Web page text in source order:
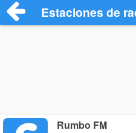
Estaciones de
Rumbo FM